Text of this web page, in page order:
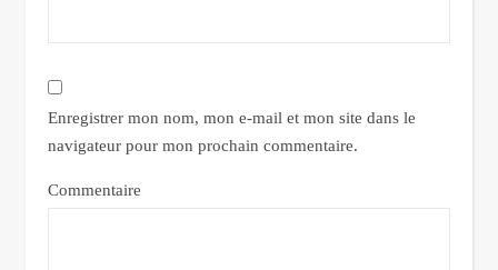
Enregistrer mon nom, mon e-mail et mon site dans le
navigateur pour mon prochain commentaire.
Commentaire